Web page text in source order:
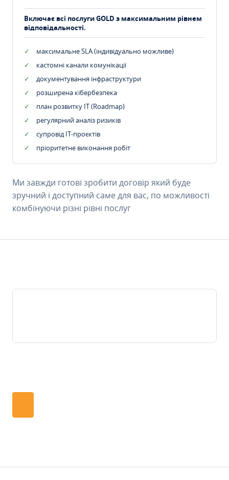
Включає всі послуги GOLD з максимальним рівнем
відповідальності.
максимальне SLA (індивідуально можливе)
кастомні канали комунікації
документування інфраструктури
розширена кібербезпека
план розвитку IT (Roadmap)
регулярний аналіз ризиків
супровід ІТ-проєктів
пріоритетне виконання робіт
Ми завжди готові зробити договір який буде
зручний і доступний саме для вас, по можливості
комбінуючи різні рівні послуг